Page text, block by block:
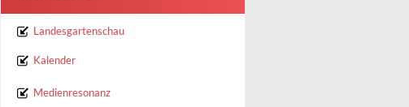
Landesgartenschau
Kalender
Medienresonanz